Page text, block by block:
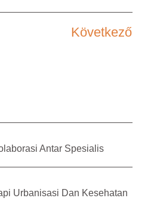
Következő
Antar Spesialis
Urbanisasi Dan Kesehatan